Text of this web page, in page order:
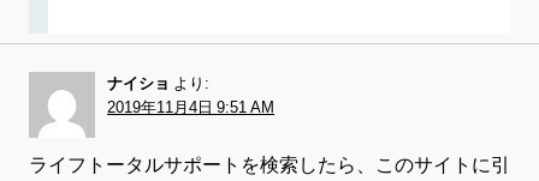
ナイショ より:
2019年11月4日 9:51 AM
ライフトータルサポートを検索したら、このサイトに引